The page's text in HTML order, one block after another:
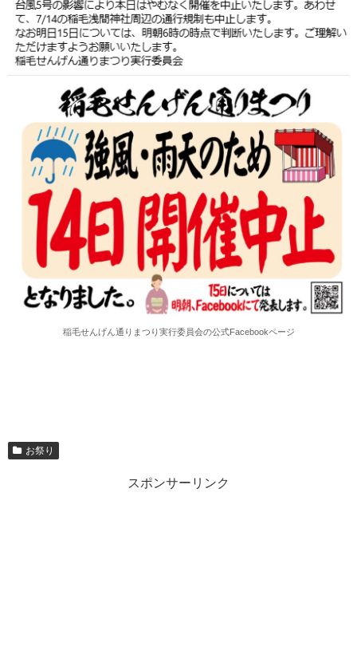
稲毛せんげん通りまつり実行委員会の公式Facebookページ
お祭り
スポンサーリンク